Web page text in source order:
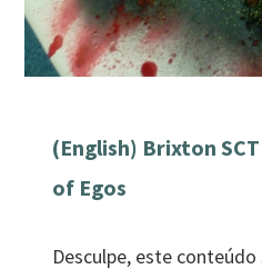
(English) Brixton
of Egos
Desculpe, este